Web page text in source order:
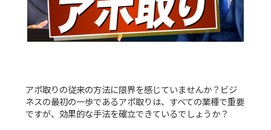
アポ取りの従来の方法に限界を感じていませんか？ビジ
ネスの最初の一歩であるアポ取りは、すべての業種で重要
ですが、効果的な手法を確立できているでしょうか？